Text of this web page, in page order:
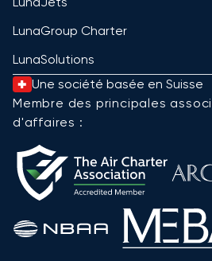
LunaGroup Charter
LunaSolutions
Une société basée en Suisse
Membre des principales
d'affaires :